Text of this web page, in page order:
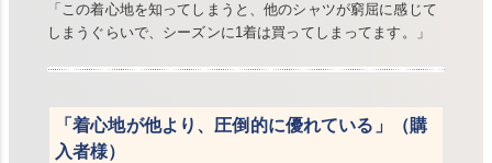
「この着心地を知ってしまうと、他のシャツが窮屈に感じて
しまうぐらいで、シーズンに1着は買ってしまってます。」
「着心地が他より、圧倒的に優れている」（購
入者様）